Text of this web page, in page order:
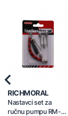
RICHMORAL
Nastavci set za
ručnu pumpu RM-
Previous